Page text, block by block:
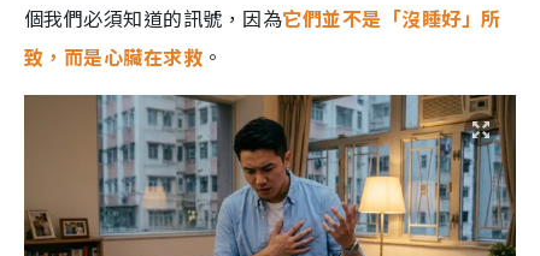
個我們必須知道的訊號，因為它們並不是「沒睡好」所
致，而是心臟在求救 。